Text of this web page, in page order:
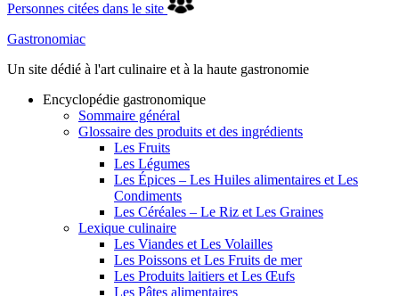
Personnes citées dans le site
Gastronomiac
Un site dédié à l'art culinaire et à la haute gastronomie
Encyclopédie gastronomique
Sommaire général
Glossaire des produits et des ingrédients
Les Fruits
Les Légumes
Les Épices – Les Huiles alimentaires et Les
Condiments
Les Céréales – Le Riz et Les Graines
Lexique culinaire
Les Viandes et Les Volailles
Les Poissons et Les Fruits de mer
Les Produits laitiers et Les Œufs
Les Pâtes alimentaires